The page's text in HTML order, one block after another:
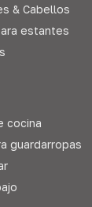
& Cabellos
estantes
cocina
guardarropas